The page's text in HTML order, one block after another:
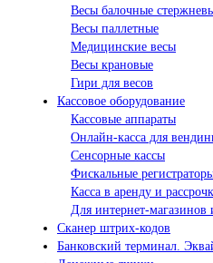
Весы балочные
Весы паллетные
Медицинские весы
Весы крановые
Гири для весов
Кассовое оборудование
Кассовые аппараты
Онлайн-касса для
Сенсорные кассы
Фискальные
Касса в аренду и
Для интернет-магазинов
Сканер штрих-кодов
Банковский терминал.